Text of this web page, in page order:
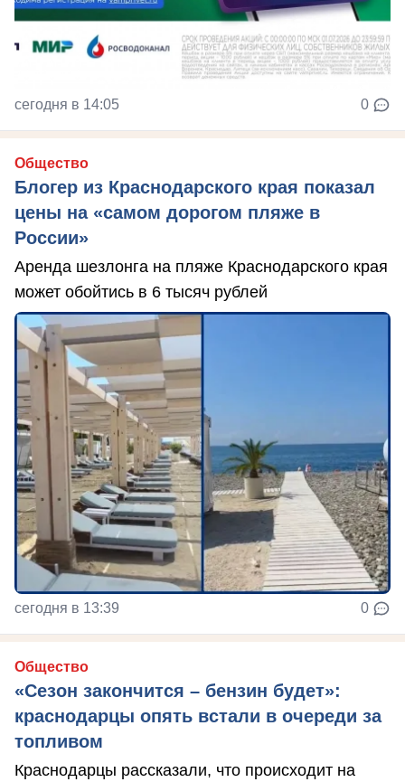
сегодня в 14:05 0
Общество
Блогер из Краснодарского края показал
цены на «самом дорогом пляже в
России»
Аренда шезлонга на пляже Краснодарского края
может обойтись в 6 тысяч рублей
сегодня в 13:39 0
Общество
«Сезон закончится – бензин будет»:
краснодарцы опять встали в очереди за
топливом
Краснодарцы рассказали, что происходит на